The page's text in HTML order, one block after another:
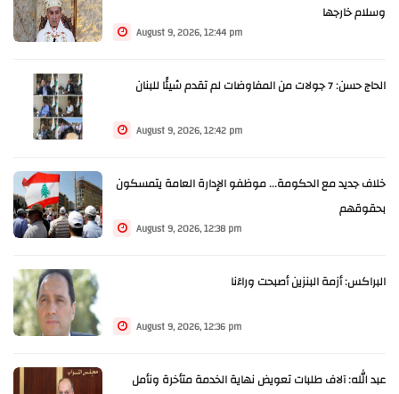
وسلام خارجها
August 9, 2026, 12:44 pm
الحاج حسن: 7 جولات من المفاوضات لم تقدم شيئًا للبنان
August 9, 2026, 12:42 pm
خلاف جديد مع الحكومة... موظفو الإدارة العامة يتمسكون
بحقوقهم
August 9, 2026, 12:38 pm
البراكس: أزمة البنزين أصبحت وراءَنا
August 9, 2026, 12:36 pm
عبد الله: آلاف طلبات تعويض نهاية الخدمة متأخرة ونأمل